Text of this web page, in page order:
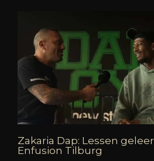
Zakaria Dap: Lessen
Enfusion Tilburg